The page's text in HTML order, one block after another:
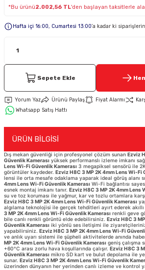
Keypad-
*Bu ürünü2.002,56 TL'den başlayan taksitlerle
Hafta içi 16:00, Cumartesi 13:00’a kadar ki
Sepete Ekle
Yorum Yaz Ürünü Paylaş Fiyat Alarmı
Whatsapp Satış Hattı
ÜRÜN BİLGİSİ
Dış mekan güvenliği için profesyonel çözüm sunan Ezviz
Güvenlik Kamerası yüksek performanslı izleme imkanı
Lens Wi-Fi Güvenlik Kamerası 3 megapiksel sensörü ile
görüntüler kaydeder. Ezviz H8C 3 MP 2K 4mm Lens Wi-Fi
lensi ile orta mesafe odaklama yaparak ideal görüş alanı
4mm Lens Wi-Fi Güvenlik Kamerası Wi-Fi bağlantısı
esnek montaj imkanı tanır. Ezviz H8C 3 MP 2K 4mm Lens
su ve toz koruması ile yağmur, kar ve tozlu ortamlara
Ezviz H8C 3 MP 2K 4mm Lens Wi-Fi Güvenlik Kamerası
algılama teknolojisi ile gerçek tehditleri ayırt ederek
3 MP 2K 4mm Lens Wi-Fi Güvenlik Kamerası renkli geve
bile canlı renkli görüntü elde edebilirsiniz. Ezviz H8C 3
Güvenlik Kamerası iki yönlü ses iletişimi ile
yapabilirsiniz. Ezviz H8C 3 MP 2K 4mm Lens Wi-Fi
ve anlık uyarı sistemi ile şüpheli aktivitelerde anında
MP 2K 4mm Lens Wi-Fi Güvenlik Kamerası geniş çalışma
+60°C arası zorlu hava koşullarında çalışır. Ezviz H8C 3
Güvenlik Kamerası mikro SD kart ve bulut depolama ile
sunar. Ezviz H8C 3 MP 2K 4mm Lens Wi-Fi Güvenlik
üzerinden dünyanın her yerinden canlı izleme ve kontrol